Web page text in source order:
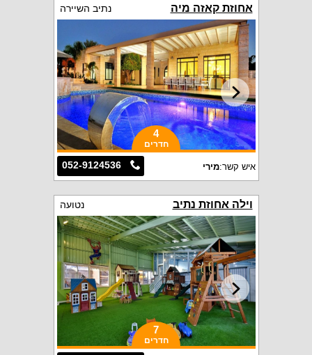
אחוזת קאזה מיה נתיב השיירה
4
חדרים
052-9124536 איש קשר:מירי
וילה אחוזת נתיב נטועה
7
חדרים